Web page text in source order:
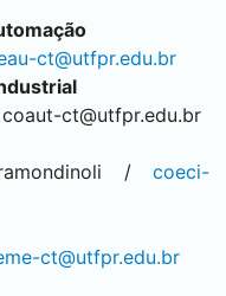
ct@utfpr.edu.br
coaut-ct@utfpr.edu.br
/ coeci-
ct@utfpr.edu.br